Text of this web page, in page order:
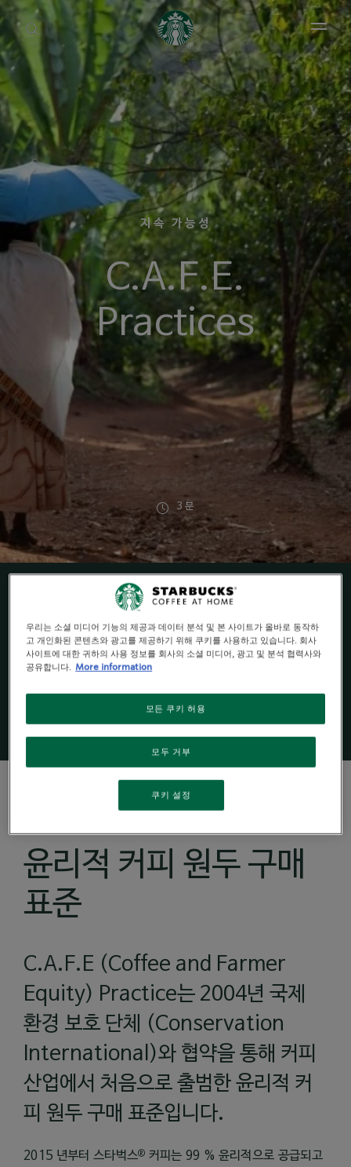
Open
지속 가능성
C.A.F.E.
Practices
3 분
윤리적 구매
스타벅스의 윤리적 구매의 기본은 C.A.F.E (Coffee and
C.A.F.E. PRACTICES
윤리적 커피 원두 구매
표준
C.A.F.E (Coffee and Farmer
Equity) Practice는 2004년 국제
환경 보호 단체 (Conservation
International)와 협약을 통해 커피
산업에서 처음으로 출범한 윤리적 커
피 원두 구매 표준입니다.
2015 년부터 스타벅스® 커피는 99 % 윤리적으로 공급되고
우리는 소셜 미디어 기능의 제공과 데이터 분석 및 본 사이트가 올바로 동작하
고 개인화된 콘텐츠와 광고를 제공하기 위해 쿠키를 사용하고 있습니다. 회사
사이트에 대한 귀하의 사용 정보를 회사의 소셜 미디어, 광고 및 분석 협력사와
공유합니다.
More information
모두 거부
모든 쿠키 허용
쿠키 설정